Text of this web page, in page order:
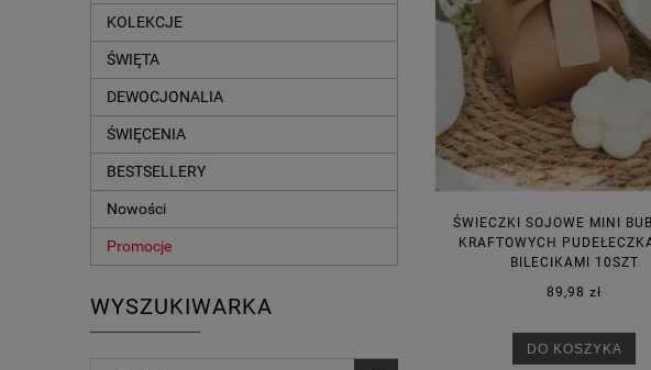
KOLEKCJE
ŚWIĘTA
DEWOCJONALIA
ŚWIĘCENIA
BESTSELLERY
Nowości
Promocje
WYSZUKIWARKA
ŚWIECZKI SOJOWE MINI
KRAFTOWYCH
BILECIKAMI 10SZT
89,98 zł
DO KOSZYKA